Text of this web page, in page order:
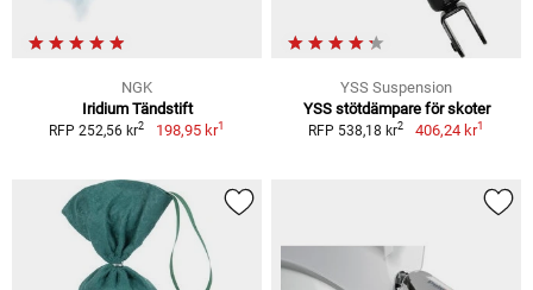
NGK
Iridium Tändstift
RFP 252,56 kr2 198,95 kr1
YSS Suspension
YSS stötdämpare för skoter
RFP 538,18 kr2 406,24 kr1